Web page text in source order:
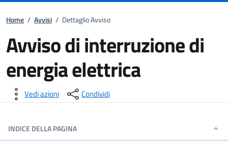
Home / Avvisi / Dettaglio Avviso
Avviso di interruzione di
energia elettrica
Dettagli della notizia
Vedi azioni Condividi
INDICE DELLA PAGINA